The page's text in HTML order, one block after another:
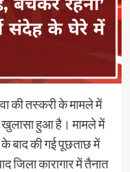
की तस्करी के मामले में
खुलासा हुआ है। मामले में
बाद की गई पूछताछ में
कारागार में तैनात